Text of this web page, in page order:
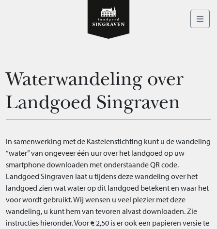
Waterwandeling over
Landgoed Singraven
In samenwerking met de Kastelenstichting kunt u de wandeling
“water” van ongeveer één uur over het landgoed op uw
smartphone downloaden met onderstaande QR code.
Landgoed Singraven laat u tijdens deze wandeling over het
landgoed zien wat water op dit landgoed betekent en waar het
voor wordt gebruikt. Wij wensen u veel plezier met deze
wandeling, u kunt hem van tevoren alvast downloaden. Zie
instructies hieronder. Voor € 2,50 is er ook een papieren versie te